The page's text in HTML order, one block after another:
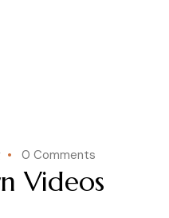
0 Comments
Videos